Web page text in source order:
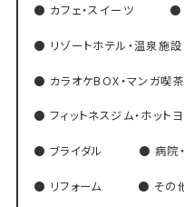
カフェ・スイーツ
リゾートホテル・温泉施設
カラオケBOX・マンガ喫茶
フィットネスジム・ホット
ブライダル 病院
リフォーム その